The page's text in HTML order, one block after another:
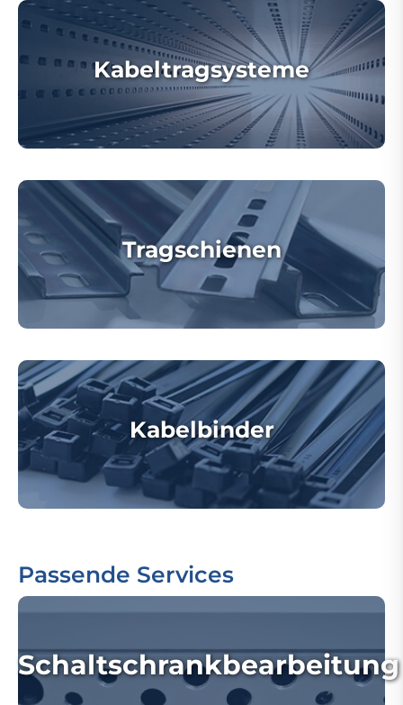
Kabeltragsysteme
Tragschienen
Kabelbinder
Passende Services
Schaltschrankbearbeitung